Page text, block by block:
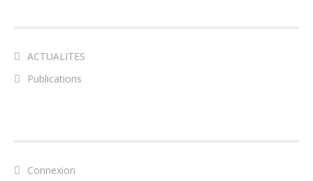
ACTUALITES
Publications
Connexion